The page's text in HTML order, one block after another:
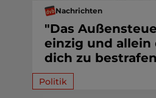
Nachrichten
"Das
einzig und allein
dich zu
Politik